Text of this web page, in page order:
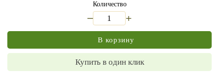
Количество
+
В корзину
Купить в один клик